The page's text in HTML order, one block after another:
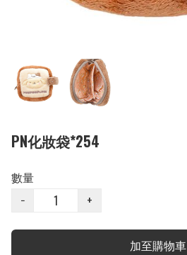
PN化妝袋*254
數量
−
+
加至購物車